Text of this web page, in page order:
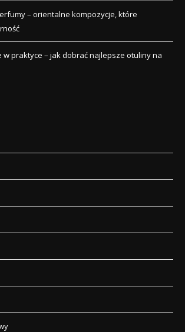
– orientalne kompozycje, które
w praktyce – jak dobrać najlepsze otuliny na